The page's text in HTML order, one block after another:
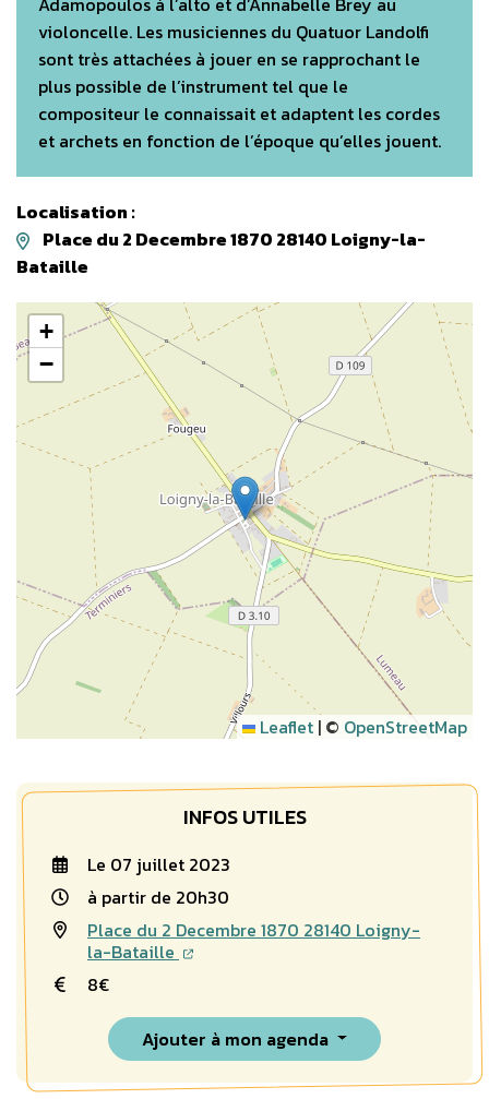
violoncelle. Les musiciennes du Quatuor Landolfi
sont très attachées à jouer en se rapprochant le
plus possible de l’instrument tel que le
compositeur le connaissait et adaptent les cordes
et archets en fonction de l’époque qu’elles jouent.
Localisation :
Place du 2 Decembre 1870 28140 Loigny-la-
Bataille
+
−
Leaflet | © OpenStreetMap
INFOS UTILES
Le 07 juillet 2023
à partir de 20h30
Place du 2 Decembre 1870 28140 Loigny-
la-Bataille
8€
Ajouter à mon agenda